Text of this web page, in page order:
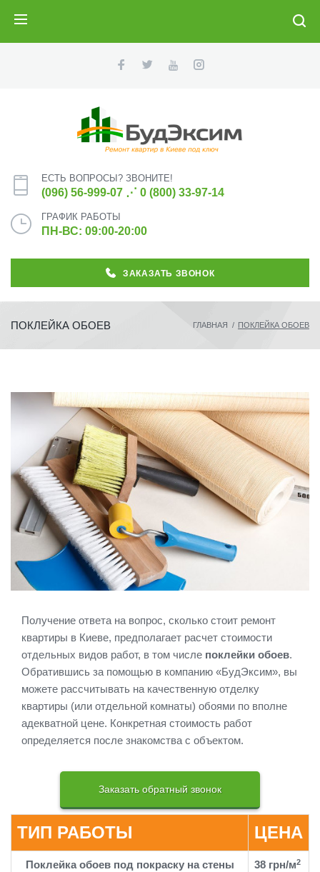
ЕСТЬ ВОПРОСЫ? ЗВОНИТЕ!
(096) 56-999-07 ⋰ 0 (800) 33-97-14
ГРАФИК РАБОТЫ
ПН-ВС: 09:00-20:00
ЗАКАЗАТЬ ЗВОНОК
ПОКЛЕЙКА ОБОЕВ ГЛАВНАЯ / ПОКЛЕЙКА ОБОЕВ
Получение ответа на вопрос, сколько стоит ремонт
квартиры в Киеве, предполагает расчет стоимости
отдельных видов работ, в том числе поклейки обоев.
Обратившись за помощью в компанию «БудЭксим», вы
можете рассчитывать на качественную отделку
квартиры (или отдельной комнаты) обоями по вполне
адекватной цене. Конкретная стоимость работ
определяется после знакомства с объектом.
Заказать обратный звонок
ТИП РАБОТЫ ЦЕНА
Поклейка обоев под покраску на стены 38 грн/м2